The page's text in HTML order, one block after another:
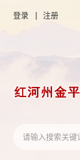
登录 | 注册